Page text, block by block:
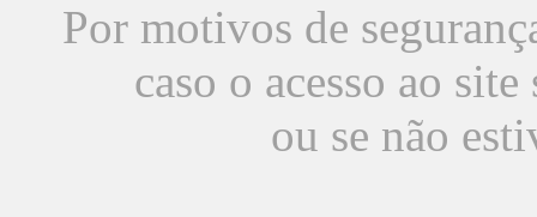
Por motivos de
caso o acesso ao
ou se não